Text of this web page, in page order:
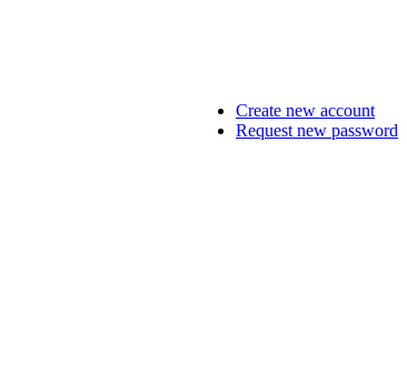
Create new account
Request new password